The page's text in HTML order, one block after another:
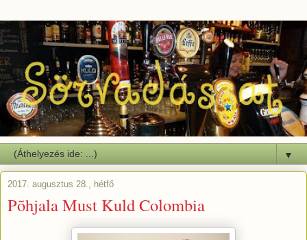
▼
2017. augusztus 28., hétfő
Põhjala Must Kuld Colombia